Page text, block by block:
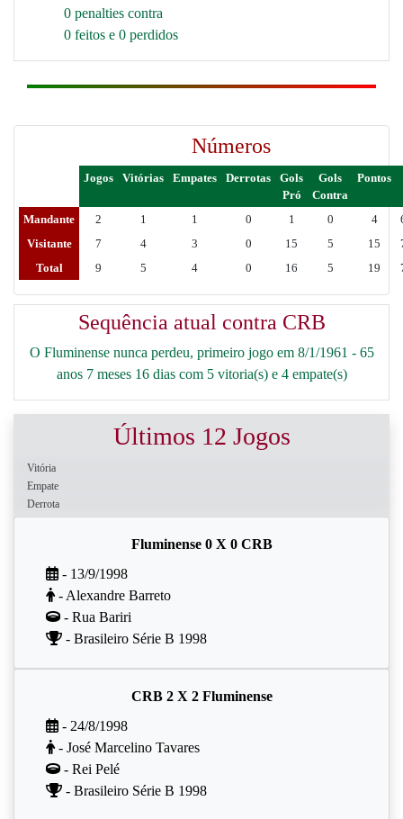
0 penalties contra
0 feitos e 0 perdidos
Números
Jogos Vitórias Empates Derrotas
Gols
Pró
Gols
Contra
Pontos
Mandante 2 1 1 0 1 0 4
Visitante
7 4 3 0 15 5 15
Total
9 5 4 0 16 5 19
Sequência atual contra CRB
O Fluminense nunca perdeu, primeiro jogo em 8/1/1961 - 65
anos 7 meses 16 dias com 5 vitoria(s) e 4 empate(s)
Últimos 12 Jogos
Vitória
Empate
Derrota
Fluminense 0 X 0 CRB
- 13/9/1998
- Alexandre Barreto
- Rua Bariri
- Brasileiro Série B 1998
CRB 2 X 2 Fluminense
- 24/8/1998
- José Marcelino Tavares
- Rei Pelé
- Brasileiro Série B 1998